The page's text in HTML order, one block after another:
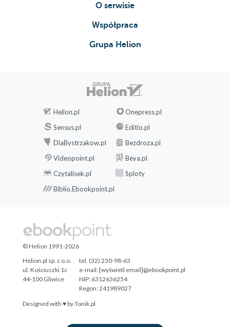
O serwisie
Współpraca
Grupa Helion
Helion.pl
Onepress.pl
Sensus.pl
Editio.pl
DlaBystrzakow.pl
Bezdroza.pl
Videopoint.pl
Beya.pl
Czytalisek.pl
Sploty
Biblio.Ebookpoint.pl
Designed with ♥ byTonik.pl
© Helion 1991-2026
Helion.pl sp. z o.o.
ul. Kościuszki 1c
44-100 Gliwice
tel. (32) 230-98-63
e-mail:[wyświetl email]@ebookpoint.pl
NIP: 6312636254
Regon: 241989027